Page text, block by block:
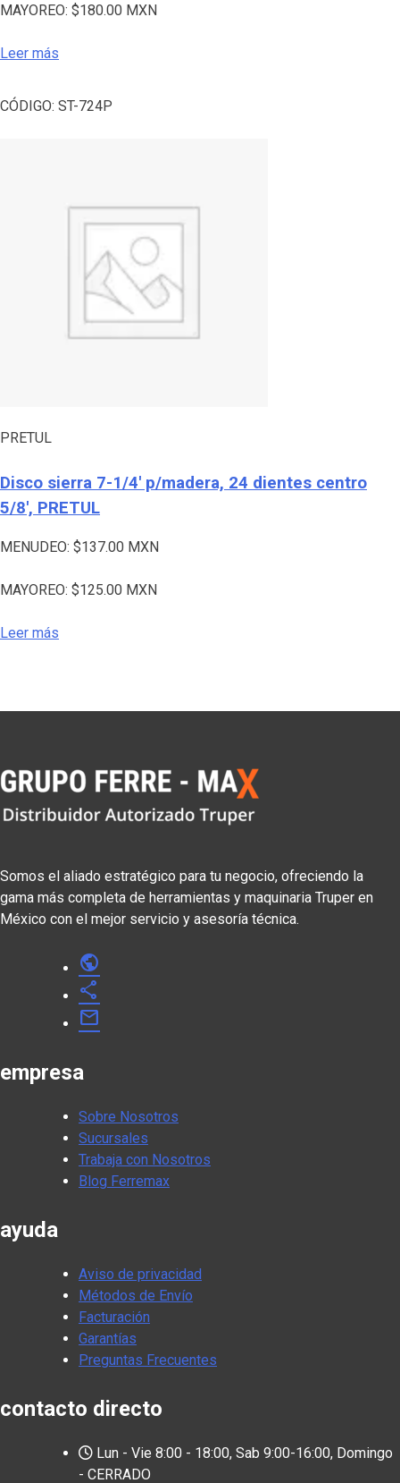
MAYOREO: $180.00 MXN
Leer más
CÓDIGO: ST-724P
PRETUL
Disco sierra 7-1/4′ p/madera, 24 dientes centro
5/8′, PRETUL
MENUDEO: $137.00 MXN
MAYOREO: $125.00 MXN
Leer más
Somos el aliado estratégico para tu negocio, ofreciendo la
gama más completa de herramientas y maquinaria Truper en
México con el mejor servicio y asesoría técnica.
public
share
mail
empresa
Sobre Nosotros
Sucursales
Trabaja con Nosotros
Blog Ferremax
ayuda
Aviso de privacidad
Métodos de Envío
Facturación
Garantías
Preguntas Frecuentes
contacto directo
Lun - Vie 8:00 - 18:00, Sab 9:00-16:00, Domingo
- CERRADO